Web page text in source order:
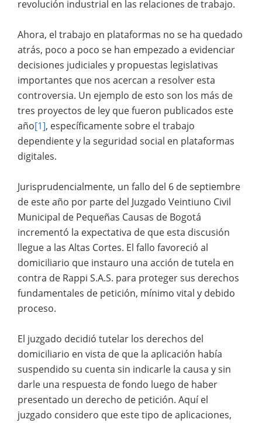
revolución industrial en las relaciones de trabajo.
Ahora, el trabajo en plataformas no se ha quedado
atrás, poco a poco se han empezado a evidenciar
decisiones judiciales y propuestas legislativas
importantes que nos acercan a resolver esta
controversia. Un ejemplo de esto son los más de
tres proyectos de ley que fueron publicados este
año[1], específicamente sobre el trabajo
dependiente y la seguridad social en plataformas
digitales.
Jurisprudencialmente, un fallo del 6 de septiembre
de este año por parte del Juzgado Veintiuno Civil
Municipal de Pequeñas Causas de Bogotá
incrementó la expectativa de que esta discusión
llegue a las Altas Cortes. El fallo favoreció al
domiciliario que instauro una acción de tutela en
contra de Rappi S.A.S. para proteger sus derechos
fundamentales de petición, mínimo vital y debido
proceso.
El juzgado decidió tutelar los derechos del
domiciliario en vista de que la aplicación había
suspendido su cuenta sin indicarle la causa y sin
darle una respuesta de fondo luego de haber
presentado un derecho de petición. Aquí el
juzgado considero que este tipo de aplicaciones,